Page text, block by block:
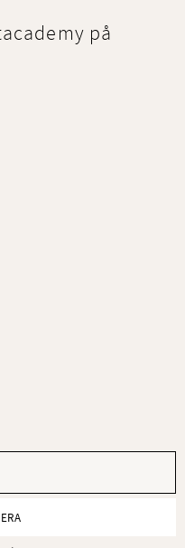
på